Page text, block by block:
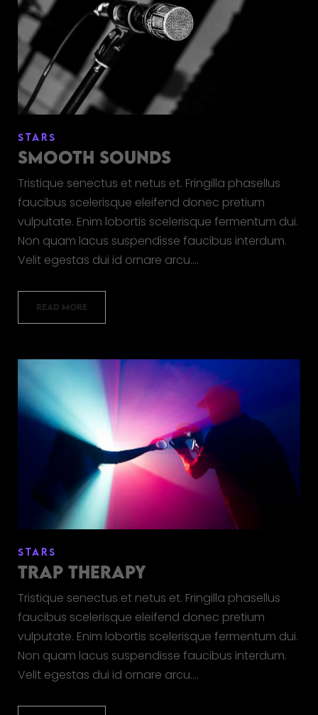
STARS
SMOOTH SOUNDS
Tristique senectus et netus et. Fringilla phasellus
faucibus scelerisque eleifend donec pretium
vulputate. Enim lobortis scelerisque fermentum dui.
Non quam lacus suspendisse faucibus interdum.
Velit egestas dui id ornare arcu.…
READ MORE
STARS
TRAP THERAPY
Tristique senectus et netus et. Fringilla phasellus
faucibus scelerisque eleifend donec pretium
vulputate. Enim lobortis scelerisque fermentum dui.
Non quam lacus suspendisse faucibus interdum.
Velit egestas dui id ornare arcu.…